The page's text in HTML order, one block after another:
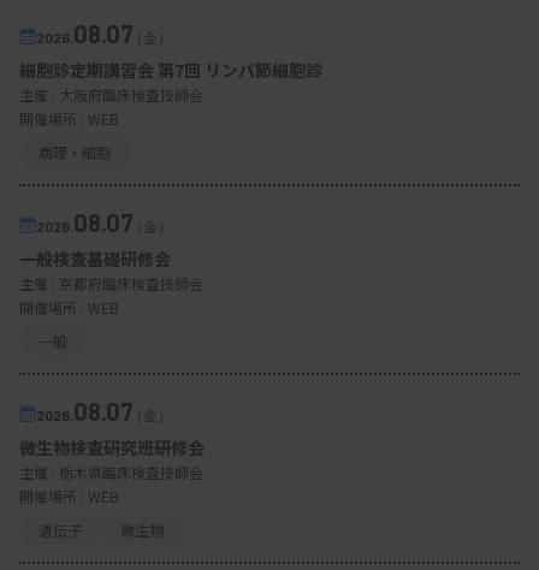
さらに、連携先医療機関との合同勉強会を年2回開
催し、検査データの相談などにも検査技師が応じ
る。紹介元や患者からの問い合わせ件数は月200件
前後に上る。
総合睡眠医療センターの睡眠専門医の金子泰之氏
は、「検査技師の皆さんがパワフルで、それで動い
ているところがある」と検査技師の原動力を指摘す
る。「睡眠医療では検査技師の役割が大きい。その
らこそ、連携体制が運営できている」。
検査を通じて地域医療に貢献
2026. 08.07（金）
細胞診定期講習会 第7回 リンパ節細胞診
主催 : 大阪府臨床検査技師会
開催場所 : WEB
病理・細胞
2026. 08.07（金）
一般検査基礎研修会
主催 : 京都府臨床検査技師会
開催場所 : WEB
一般
2026. 08.07（金）
微生物検査研究班研修会
主催 : 栃木県臨床検査技師会
開催場所 : WEB
遺伝子
微生物